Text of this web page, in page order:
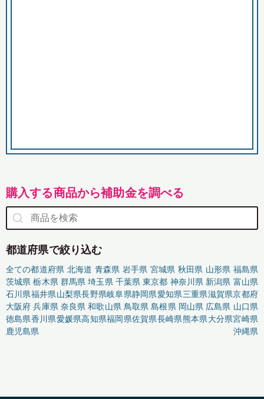
購入する商品から補助金を調べる
都道府県で絞り込む
全ての都道府県 北海道 青森県 岩手県 宮城県 秋田県 山形県 福島県
茨城県 栃木県 群馬県 埼玉県 千葉県 東京都 神奈川県 新潟県 富山県
石川県福井県山梨県長野県岐阜県静岡県愛知県三重県滋賀県京都府
大阪府 兵庫県 奈良県 和歌山県 鳥取県 島根県 岡山県 広島県 山口県
徳島県香川県愛媛県高知県福岡県佐賀県長崎県熊本県大分県宮崎県
鹿児島県
沖縄県